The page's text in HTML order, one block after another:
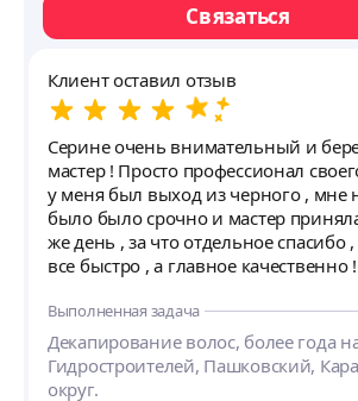
Связаться
Клиент оставил отзыв
Серине очень внимательный и
мастер ! Просто профессионал
у меня был выход из черного , мне
было было срочно и мастер
же день , за что отдельное спасибо
все быстро , а главное качественно !
на высшем уровне , такого даже
дорогих салонах красоты . Радела за
результат едва ли не больше чем я ,
исчерпывающую информацию по
Выполненная задача
Декапирование волос, более года
Гидростроителей, Пашковский,
округ.